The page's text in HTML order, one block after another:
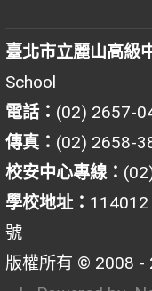
臺北市立麗山高級
School
電話： (02) 2657-
傳真： (02) 2658-
校安中心專線：
學校地址： 114012
號
版權所有 © 2008 -